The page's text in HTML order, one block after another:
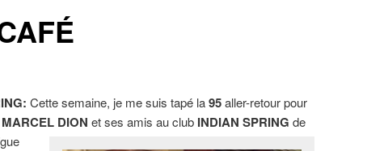
Cette semaine, je me suis tapé la95aller-retour pour
MARCEL DION et ses amis au club INDIAN SPRING de